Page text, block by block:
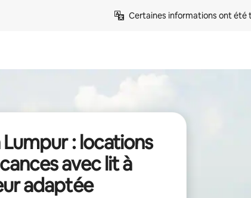
Certaines informations ont
Lumpur : locations
avec lit à
adaptée